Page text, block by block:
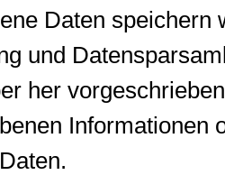
Daten
und
her
Informationen